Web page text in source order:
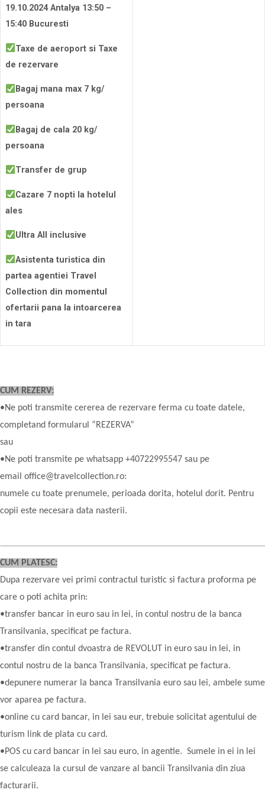
19.10.2024 Antalya 13:50 –
15:40 Bucuresti
Taxe de aeroport si Taxe
de rezervare
Bagaj mana max 7 kg/
persoana
Bagaj de cala 20 kg/
persoana
Transfer de grup
Cazare 7 nopti la hotelul
ales
Ultra All inclusive
Asistenta turistica din
partea agentiei Travel
Collection din momentul
ofertarii pana la intoarcerea
in tara
CUM REZERV:
•Ne poti transmite cererea de rezervare ferma cu toate datele,
completand formularul “REZERVA”
sau
•Ne poti transmite pe whatsapp +40722995547 sau pe
email office@travelcollection.ro:
numele cu toate prenumele, perioada dorita, hotelul dorit. Pentru
copii este necesara data nasterii.
CUM PLATESC:
Dupa rezervare vei primi contractul turistic si factura proforma pe
care o poti achita prin:
•transfer bancar in euro sau in lei, in contul nostru de la banca
Transilvania, specificat pe factura.
•transfer din contul dvoastra de REVOLUT in euro sau in lei, in
contul nostru de la banca Transilvania, specificat pe factura.
•depunere numerar la banca Transilvania euro sau lei, ambele sume
vor aparea pe factura.
•online cu card bancar, in lei sau eur, trebuie solicitat agentului de
turism link de plata cu card.
•POS cu card bancar in lei sau euro, in agentie. Sumele in ei in lei
se calculeaza la cursul de vanzare al bancii Transilvania din ziua
facturarii.